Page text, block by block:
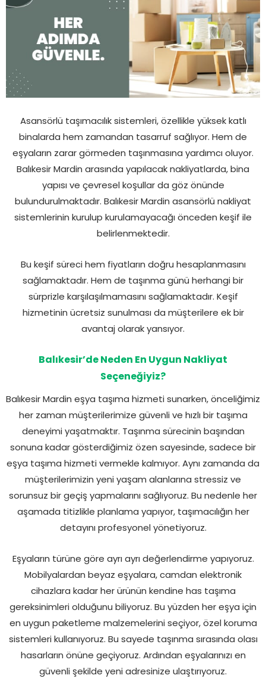
Asansörlü taşımacılık sistemleri, özellikle yüksek katlı
binalarda hem zamandan tasarruf sağlıyor. Hem de
eşyaların zarar görmeden taşınmasına yardımcı oluyor.
Balıkesir Mardin arasında yapılacak nakliyatlarda, bina
yapısı ve çevresel koşullar da göz önünde
bulundurulmaktadır. Balıkesir Mardin asansörlü nakliyat
sistemlerinin kurulup kurulamayacağı önceden keşif ile
belirlenmektedir.
Bu keşif süreci hem fiyatların doğru hesaplanmasını
sağlamaktadır. Hem de taşınma günü herhangi bir
sürprizle karşılaşılmamasını sağlamaktadır. Keşif
hizmetinin ücretsiz sunulması da müşterilere ek bir
avantaj olarak yansıyor.
Balıkesir’de Neden En Uygun Nakliyat
Seçeneğiyiz?
Balıkesir Mardin eşya taşıma hizmeti sunarken, önceliğimiz
her zaman müşterilerimize güvenli ve hızlı bir taşıma
deneyimi yaşatmaktır. Taşınma sürecinin başından
sonuna kadar gösterdiğimiz özen sayesinde, sadece bir
eşya taşıma hizmeti vermekle kalmıyor. Aynı zamanda da
müşterilerimizin yeni yaşam alanlarına stressiz ve
sorunsuz bir geçiş yapmalarını sağlıyoruz. Bu nedenle her
aşamada titizlikle planlama yapıyor, taşımacılığın her
detayını profesyonel yönetiyoruz.
Eşyaların türüne göre ayrı ayrı değerlendirme yapıyoruz.
Mobilyalardan beyaz eşyalara, camdan elektronik
cihazlara kadar her ürünün kendine has taşıma
gereksinimleri olduğunu biliyoruz. Bu yüzden her eşya için
en uygun paketleme malzemelerini seçiyor, özel koruma
sistemleri kullanıyoruz. Bu sayede taşınma sırasında olası
hasarların önüne geçiyoruz. Ardından eşyalarınızı en
güvenli şekilde yeni adresinize ulaştırıyoruz.